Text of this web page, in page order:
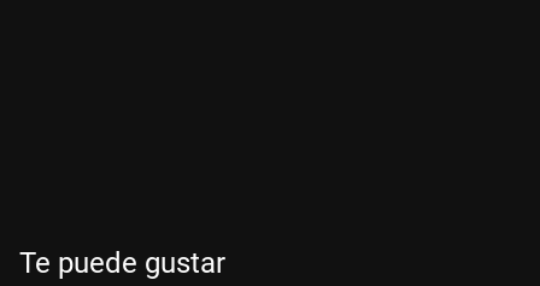
Te puede gustar